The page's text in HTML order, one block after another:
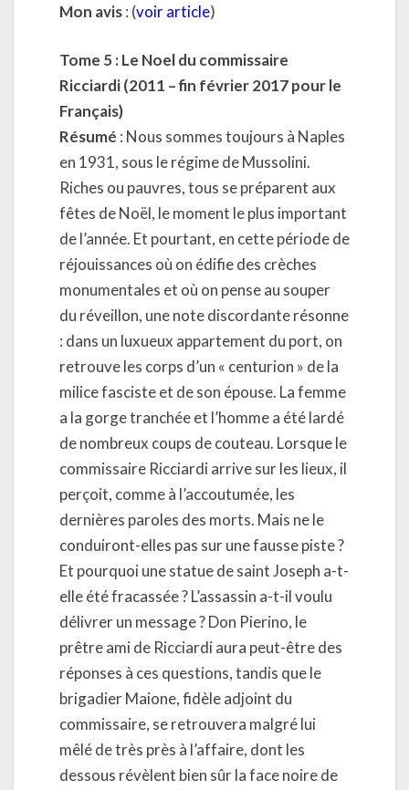
Mon avis: (voir article)
Tome 5 : Le Noel du commissaire
Ricciardi (2011 – fin février 2017 pour le
Français)
Résumé : Nous sommes toujours à Naples
en 1931, sous le régime de Mussolini.
Riches ou pauvres, tous se préparent aux
fêtes de Noël, le moment le plus important
de l’année. Et pourtant, en cette période de
réjouissances où on édifie des crèches
monumentales et où on pense au souper
du réveillon, une note discordante résonne
: dans un luxueux appartement du port, on
retrouve les corps d’un « centurion » de la
milice fasciste et de son épouse. La femme
a la gorge tranchée et l’homme a été lardé
de nombreux coups de couteau. Lorsque le
commissaire Ricciardi arrive sur les lieux, il
perçoit, comme à l’accoutumée, les
dernières paroles des morts. Mais ne le
conduiront-elles pas sur une fausse piste ?
Et pourquoi une statue de saint Joseph a-t-
elle été fracassée ? L’assassin a-t-il voulu
délivrer un message ? Don Pierino, le
prêtre ami de Ricciardi aura peut-être des
réponses à ces questions, tandis que le
brigadier Maione, fidèle adjoint du
commissaire, se retrouvera malgré lui
mêlé de très près à l’affaire, dont les
dessous révèlent bien sûr la face noire de